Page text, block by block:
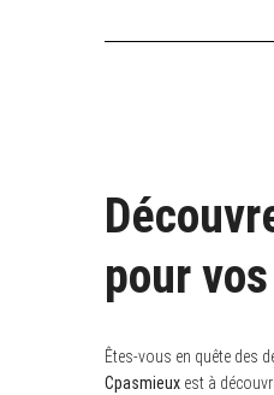
pour
Êtes-vous en quête des
Cpasmieux est à